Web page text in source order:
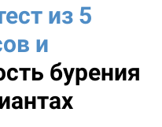
из 5
и
бурения